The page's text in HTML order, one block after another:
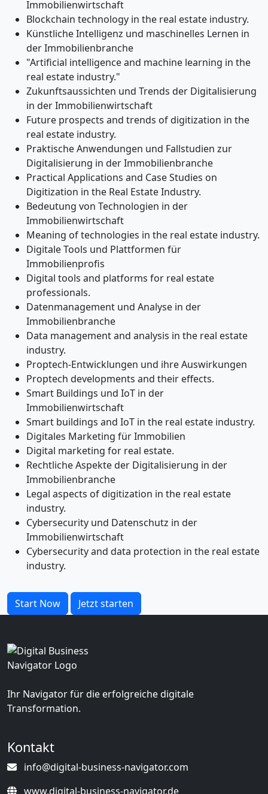
Immobilienwirtschaft
Blockchain technology in the real estate industry.
Künstliche Intelligenz und maschinelles Lernen in
der Immobilienbranche
"Artificial intelligence and machine learning in the
real estate industry."
Zukunftsaussichten und Trends der Digitalisierung
in der Immobilienwirtschaft
Future prospects and trends of digitization in the
real estate industry.
Praktische Anwendungen und Fallstudien zur
Digitalisierung in der Immobilienbranche
Practical Applications and Case Studies on
Digitization in the Real Estate Industry.
Bedeutung von Technologien in der
Immobilienwirtschaft
Meaning of technologies in the real estate industry.
Digitale Tools und Plattformen für
Immobilienprofis
Digital tools and platforms for real estate
professionals.
Datenmanagement und Analyse in der
Immobilienbranche
Data management and analysis in the real estate
industry.
Proptech-Entwicklungen und ihre Auswirkungen
Proptech developments and their effects.
Smart Buildings und IoT in der
Immobilienwirtschaft
Smart buildings and IoT in the real estate industry.
Digitales Marketing für Immobilien
Digital marketing for real estate.
Rechtliche Aspekte der Digitalisierung in der
Immobilienbranche
Legal aspects of digitization in the real estate
industry.
Cybersecurity und Datenschutz in der
Immobilienwirtschaft
Cybersecurity and data protection in the real estate
industry.
Start Now Jetzt starten
Ihr Navigator für die erfolgreiche digitale
Transformation.
Kontakt
info@digital-business-navigator.com
www.digital-business-navigator.de